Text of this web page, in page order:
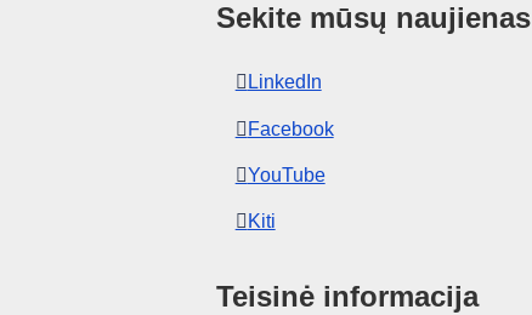
Sekite mūsų naujienas
LinkedIn
Facebook
YouTube
Kiti
Teisinė informacija